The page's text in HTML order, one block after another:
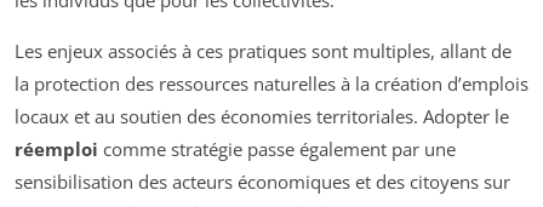
Les enjeux associés à ces pratiques sont multiples, allant de
la protection des ressources naturelles à la création d’emplois
locaux et au soutien des économies territoriales. Adopter le
réemploi comme stratégie passe également par une
sensibilisation des acteurs économiques et des citoyens sur